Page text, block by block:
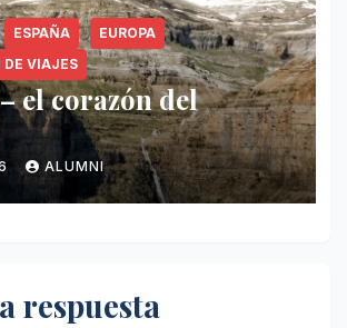
ESPAÑA
EUROPA
DE VIAJES
el corazón del
ALUMNI
respuesta